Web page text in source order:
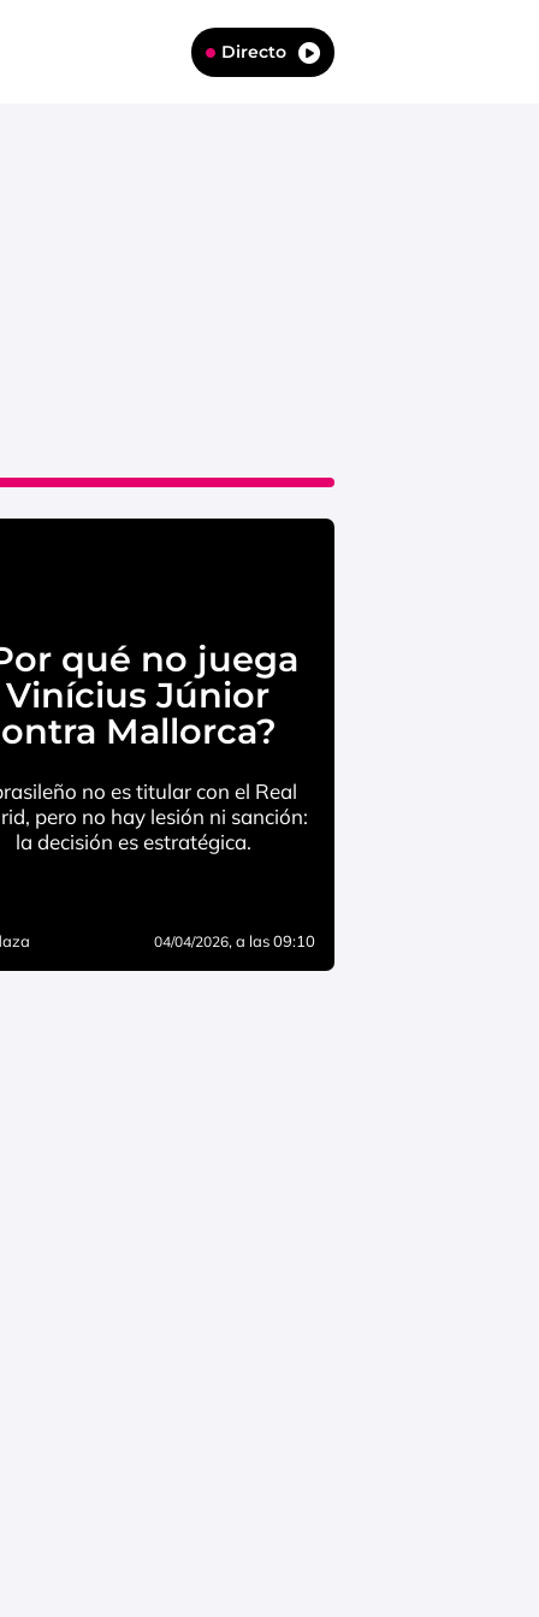
Directo
qué no juega
Júnior
Mallorca?
no es titular con el Real
pero no hay lesión ni sanción:
la decisión es estratégica.
04/04/2026, a las 09:10